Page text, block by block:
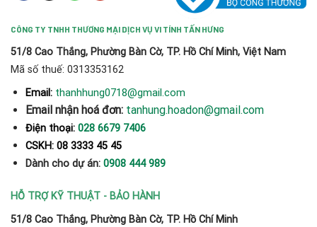
CÔNG TY TNHH THƯƠNG MẠI DỊCH VỤ VI TÍNH TẤN HƯNG
51/8 Cao Thắng, Phường Bàn Cờ, TP. Hồ Chí Minh, Việt Nam
Mã số thuế: 0313353162
Email: thanhhung0718@gmail.com
Email nhận hoá đơn: tanhung.hoadon@gmail.com
Điện thoại: 028 6679 7406
CSKH: 08 3333 45 45
Dành cho dự án: 0908 444 989
HỖ TRỢ KỸ THUẬT - BẢO HÀNH
51/8 Cao Thắng, Phường Bàn Cờ, TP. Hồ Chí Minh